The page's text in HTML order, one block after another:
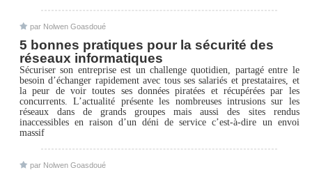
par Nolwen Goasdoué
5 bonnes pratiques pour la sécurité des
réseaux informatiques
Sécuriser son entreprise est un challenge quotidien, partagé entre le
besoin d’échanger rapidement avec tous ses salariés et prestataires, et
la peur de voir toutes ses données piratées et récupérées par les
concurrents. L’actualité présente les nombreuses intrusions sur les
réseaux dans de grands groupes mais aussi des sites rendus
inaccessibles en raison d’un déni de service c’est-à-dire un envoi
massif
par Nolwen Goasdoué